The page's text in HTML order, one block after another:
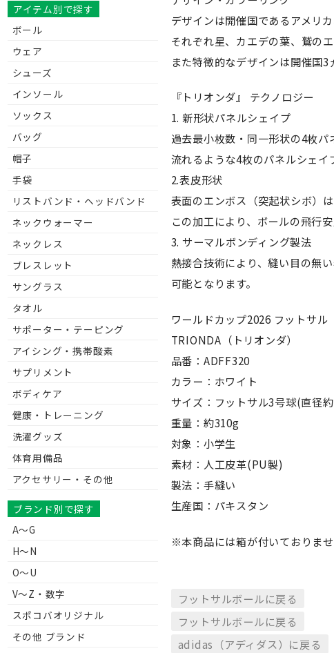
デザインは開催国であるアメリ
それぞれ星、カエデの葉、鷲の
また特徴的なデザインは開催国
『トリオンダ』 テクノロジー
1. 新形状パネルシェイプ
過去最小枚数・同一形状の4枚パ
流れるような4枚のパネルシェイ
2.表皮形状
表面のエンボス（突起状シボ）
この加工により、ボールの飛行
3. サーマルボンディング製法
熱接合技術により、縫い目の無
可能となります。
ワールドカップ2026 フットサル
TRIONDA（トリオンダ）
品番：ADFF320
カラー：ホワイト
サイズ：フットサル3号球(直径
重量：約310g
対象：小学生
素材：人工皮革(PU製)
製法：手縫い
生産国：パキスタン
※本商品には箱が付いておりま
フットサルボールに戻る
フットサルボールに戻る
adidas（アディダス）に戻る
アイテム別で探す
ボール
ウェア
シューズ
インソール
ソックス
バッグ
帽子
手袋
リストバンド・ヘッドバンド
ネックウォーマー
ネックレス
ブレスレット
サングラス
タオル
サポーター・テーピング
アイシング・携帯酸素
サプリメント
ボディケア
健康・トレーニング
洗濯グッズ
体育用備品
アクセサリー・その他
ブランド別で探す
A～G
H～N
O～U
V〜Z・数字
スポコバオリジナル
その他 ブランド